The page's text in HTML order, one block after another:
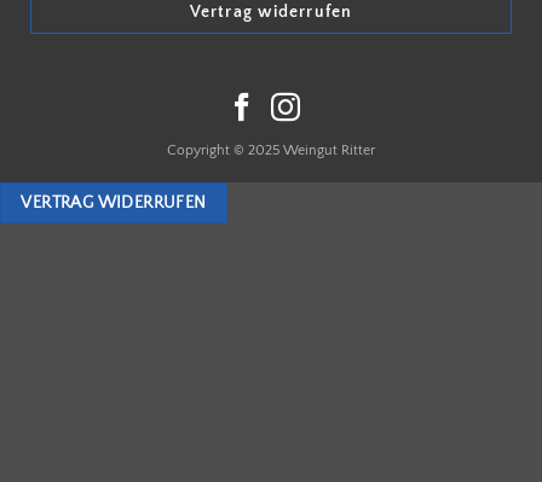
Vertrag widerrufen
Copyright © 2025 Weingut Ritter
VERTRAG WIDERRUFEN